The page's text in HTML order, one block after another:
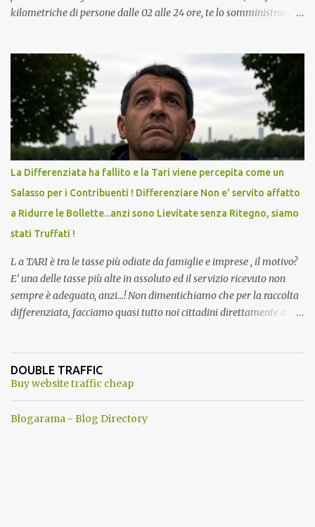
kilometriche di persone dalle 02 alle 24 ore, te lo somministravano
Vaccino come: l' Amaro del Capo, era "spettacolare Ghiacciato, ma
andava bene anche, a Temperatura Ambiente"! Riproponiamo
l'articolo per NON Dimenticare!
La Differenziata ha fallito e la Tari viene percepita come un
Salasso per i Contribuenti ! Differenziare Non e' servito affatto
a Ridurre le Bollette...anzi sono Lievitate senza Ritegno, siamo
stati Truffati !
L a TARI è tra le tasse più odiate da famiglie e imprese , il motivo?
E’ una delle tasse più alte in assoluto ed il servizio ricevuto non
sempre è adeguato, anzi…! Non dimentichiamo che per la raccolta
differenziata, facciamo quasi tutto noi cittadini direttamente a
come terrazzi o giardini). Inoltre dobbiamo perdere tempo a
dividere tutti i materiali. ...e lo facevamo inizialmente anche con
avremmo pagato tutti di meno . Ma quando mai? Ogni anno
DOUBLE TRAFFIC
Buy website traffic cheap
Blogarama - Blog Directory